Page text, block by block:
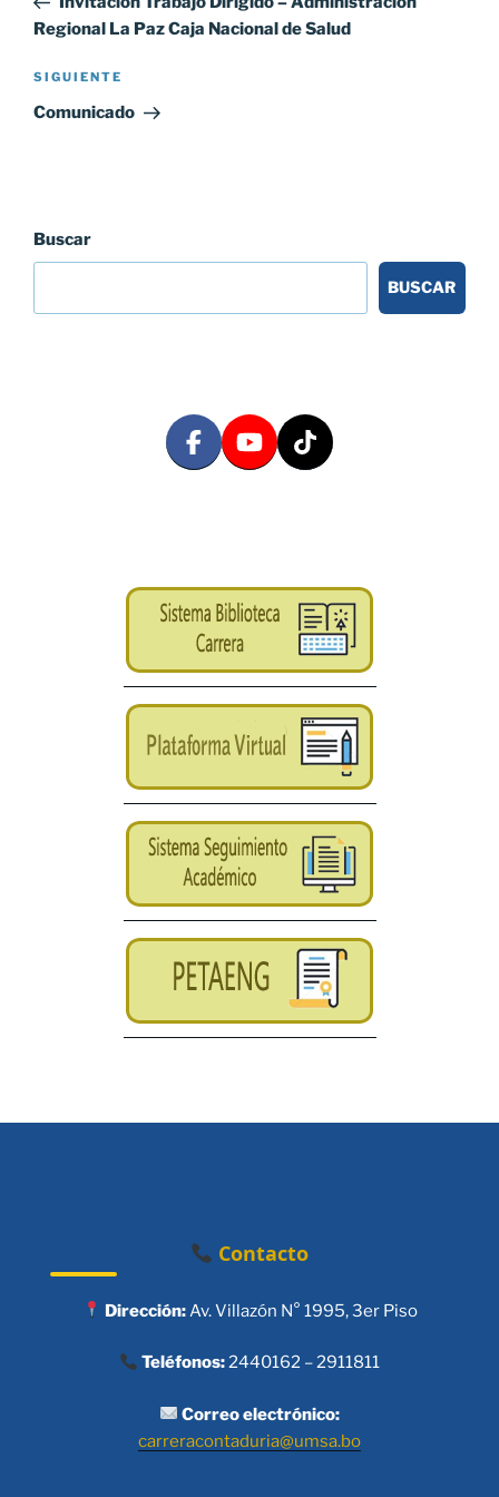
entradas
Regional La Paz Caja Nacional de Salud
Siguiente
entrada
SIGUIENTE
Comunicado
Buscar
BUSCAR
Contacto
Dirección:Av. Villazón N° 1995, 3er Piso
Teléfonos:2440162 – 2911811
Correo electrónico:
carreracontaduria@umsa.bo